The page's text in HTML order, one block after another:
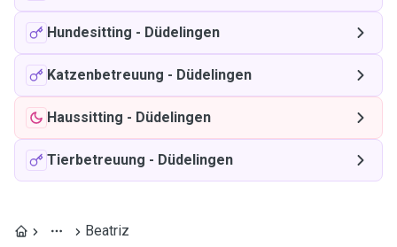
Hundesitting - Düdelingen
Katzenbetreuung - Düdelingen
Haussitting - Düdelingen
Tierbetreuung - Düdelingen
Beatriz